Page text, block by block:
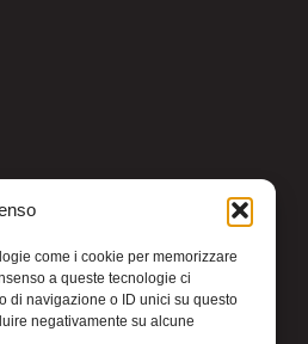
come i cookie per memorizzare
a queste tecnologie ci
di navigazione o ID unici su questo
negativamente su alcune